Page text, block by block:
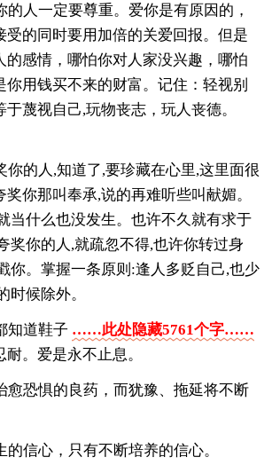
的人一定要尊重。爱你是有原因的，
受的同时要用加倍的关爱回报。但是
的感情，哪怕你对人家没兴趣，哪怕
你用钱买不来的财富。记住：轻视别
于蔑视自己,玩物丧志，玩人丧德。
你的人,知道了,要珍藏在心里,这里面很
你那叫奉承,说的再难听些叫献媚。
当什么也没发生。也许不久就有求于
奖你的人,就疏忽不得,也许你转过身
你。掌握一条原则:逢人多贬自己,也少
时候除外。
知道鞋子 ……此处隐藏5761个字……
。爱是永不止息。
愈恐惧的良药，而犹豫、拖延将不断
的信心，只有不断培养的信心。